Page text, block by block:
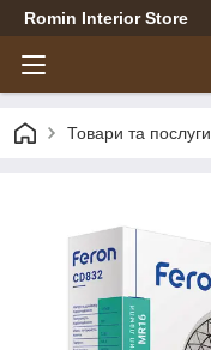
Romin Interior Store
Товари та послуги